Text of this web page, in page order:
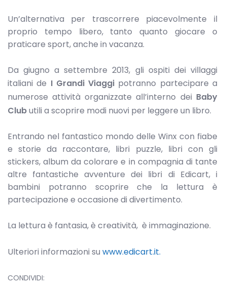
Un’alternativa per trascorrere piacevolmente il
proprio tempo libero, tanto quanto giocare o
praticare sport, anche in vacanza.
Da giugno a settembre 2013, gli ospiti dei villaggi
italiani de I Grandi Viaggi potranno partecipare a
numerose attività organizzate all’interno dei Baby
Clubutili a scoprire modi nuovi per leggere un libro.
Entrando nel fantastico mondo delle Winx con fiabe
e storie da raccontare, libri puzzle, libri con gli
stickers, album da colorare e in compagnia di tante
altre fantastiche avventure dei libri di Edicart, i
bambini potranno scoprire che la lettura è
partecipazione e occasione di divertimento.
La lettura è fantasia, è creatività, è immaginazione.
Ulteriori informazioni su www.edicart.it.
CONDIVIDI: